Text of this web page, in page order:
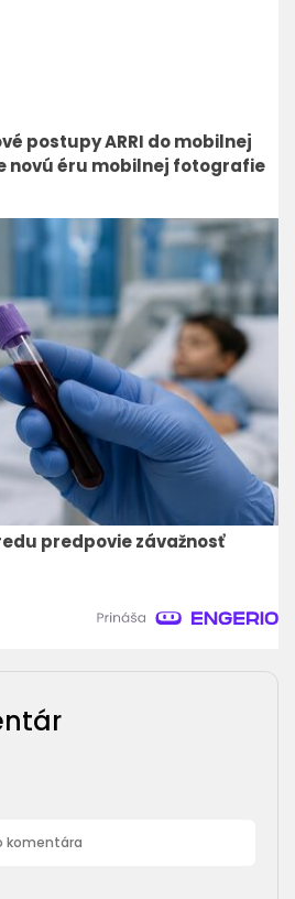
postupy ARRI do mobilnej
novú éru mobilnej fotografie
predpovie závažnosť